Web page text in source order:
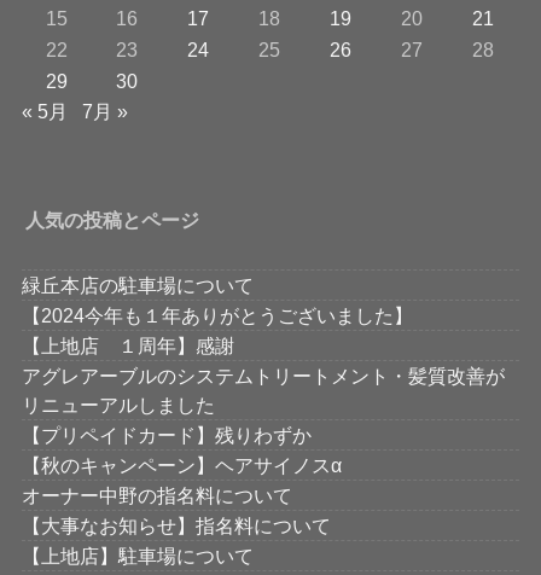
15
16 17 18 19 20
21
22
23 24 25 26 27
28
29
30
« 5月
7月 »
人気の投稿とページ
緑丘本店の駐車場について
【2024今年も１年ありがとうございました】
【上地店 １周年】感謝
アグレアーブルのシステムトリートメント・髪質改善が
リニューアルしました
【プリペイドカード】残りわずか
【秋のキャンペーン】ヘアサイノスα
オーナー中野の指名料について
【大事なお知らせ】指名料について
【上地店】駐車場について